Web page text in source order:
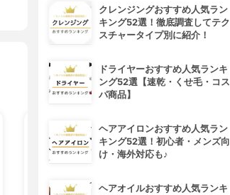
4位
クレンジングおすすめ人気ラン
キング52選！徹底調査してテク
スチャータイプ別に紹介！
ドライヤーおすすめ人気ランキ
ング52選【速乾・くせ毛・コス
パ商品】
ヘアアイロンおすすめ人気ラン
キング52選！初心者・メンズ向
け・海外対応も♪
ヘアオイルおすすめ人気ランキ